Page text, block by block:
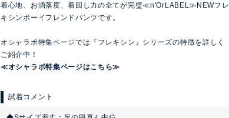
着心地、お洒落度、着回し力の全てが完璧≪n'OrLABEL≫NEWフレ
キシンボーイフレンドパンツです。
オシャラボ特集ページでは『フレキシン』シリーズの特徴を詳しく
ご紹介中！
≪オシャラボ特集ページはこちら≫